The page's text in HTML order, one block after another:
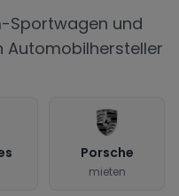
Sportwagen und
Automobilhersteller
Porsche
mieten